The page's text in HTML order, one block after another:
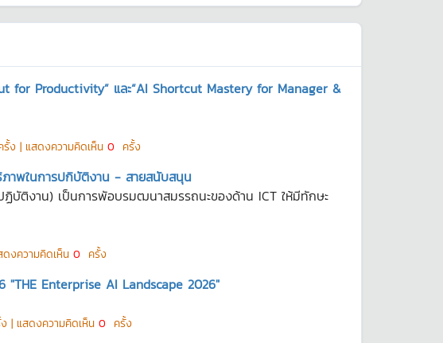
for Productivity” และ“AI Shortcut Mastery for Manager &
รั้ง | แสดงความคิดเห็น 0 ครั้ง
ภาพในการปกิบัติงาน - สายสนับสนุน
ฏิบัติงาน) เป็นการพัอบรมฒนาสมรรถนะของด้าน ICT ให้มีทักษะ
งความคิดเห็น 0 ครั้ง
"THE Enterprise AI Landscape 2026"
| แสดงความคิดเห็น 0 ครั้ง